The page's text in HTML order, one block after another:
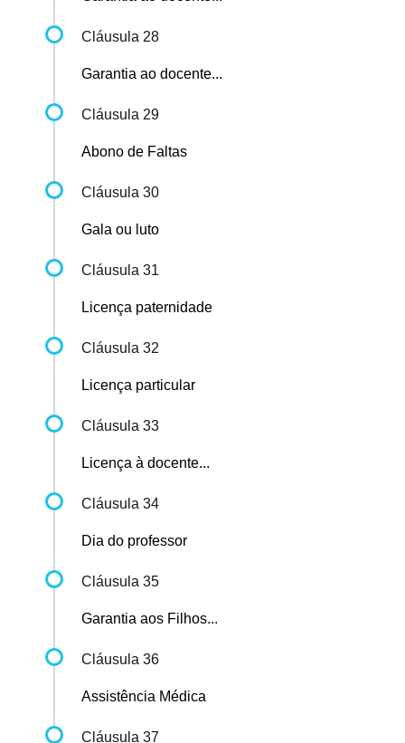
Cláusula 28
Garantia ao docente...
Cláusula 29
Abono de Faltas
Cláusula 30
Gala ou luto
Cláusula 31
Licença paternidade
Cláusula 32
Licença particular
Cláusula 33
Licença à docente...
Cláusula 34
Dia do professor
Cláusula 35
Garantia aos Filhos...
Cláusula 36
Assistência Médica
Cláusula 37